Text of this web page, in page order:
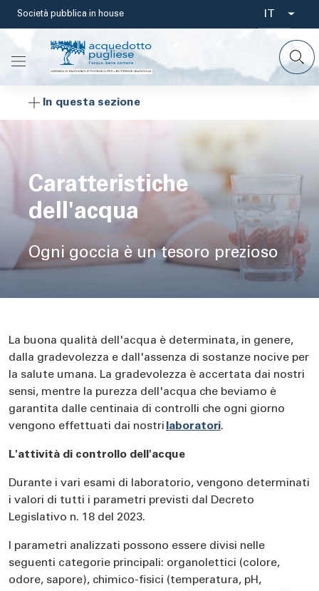
Salta
contenuto
principale
Società pubblica in house
Select
your
IT
In questa sezione
Caratteristiche
dell'acqua
Ogni goccia è un tesoro prezioso
La buona qualità dell'acqua è determinata, in genere,
dalla gradevolezza e dall'assenza di sostanze nocive per
la salute umana. La gradevolezza è accertata dai nostri
sensi, mentre la purezza dell'acqua che beviamo è
garantita dalle centinaia di controlli che ogni giorno
vengono effettuati dai nostri laboratori.
L'attività di controllo dell'acque
Durante i vari esami di laboratorio, vengono determinati
i valori di tutti i parametri previsti dal Decreto
Legislativo n. 18 del 2023.
I parametri analizzati possono essere divisi nelle
seguenti categorie principali: organolettici (colore,
odore, sapore), chimico-fisici (temperatura, pH,